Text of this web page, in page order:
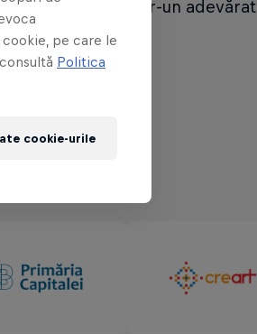
Arūnas Gibieža
, într-un adevărat
pe care le
Politica
cookie-urile